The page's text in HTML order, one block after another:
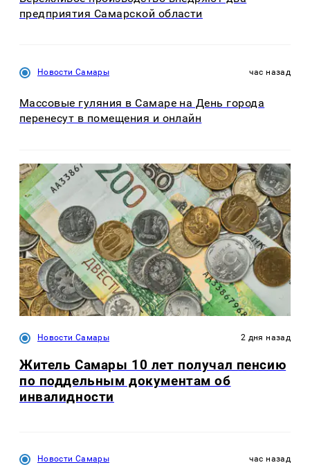
предприятия Самарской области
Новости Самары час назад
Массовые гуляния в Самаре на День города
перенесут в помещения и онлайн
Новости Самары 2 дня назад
Житель Самары 10 лет получал пенсию
по поддельным документам об
инвалидности
Новости Самары час назад